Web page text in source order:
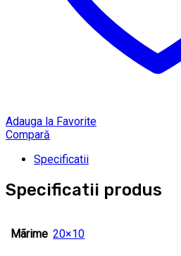
Adauga la Favorite
Compară
Specificatii
Specificatii produs
Mãrime 20×10